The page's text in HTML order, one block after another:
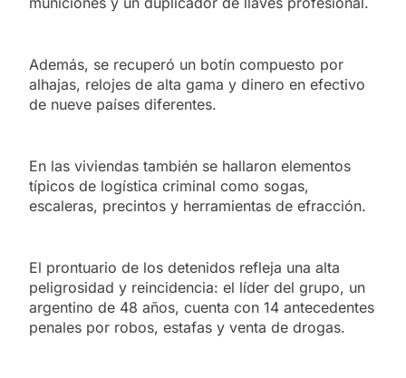
Además, se recuperó un botín compuesto por
alhajas, relojes de alta gama y dinero en efectivo
de nueve países diferentes.
En las viviendas también se hallaron elementos
típicos de logística criminal como sogas,
escaleras, precintos y herramientas de efracción.
El prontuario de los detenidos refleja una alta
peligrosidad y reincidencia: el líder del grupo, un
argentino de 48 años, cuenta con 14 antecedentes
penales por robos, estafas y venta de drogas.